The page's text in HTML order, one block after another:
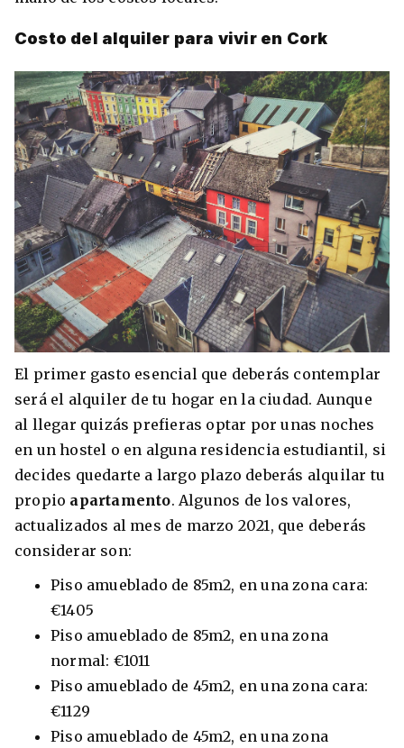
Costo del alquiler para vivir en Cork
El primer gasto esencial que deberás contemplar
será el alquiler de tu hogar en la ciudad. Aunque
al llegar quizás prefieras optar por unas noches
en un hostel o en alguna residencia estudiantil, si
decides quedarte a largo plazo deberás alquilar tu
propio apartamento. Algunos de los valores,
actualizados al mes de marzo 2021, que deberás
considerar son:
Piso amueblado de 85m2, en una zona cara:
€1405
Piso amueblado de 85m2, en una zona
normal: €1011
Piso amueblado de 45m2, en una zona cara:
€1129
Piso amueblado de 45m2, en una zona